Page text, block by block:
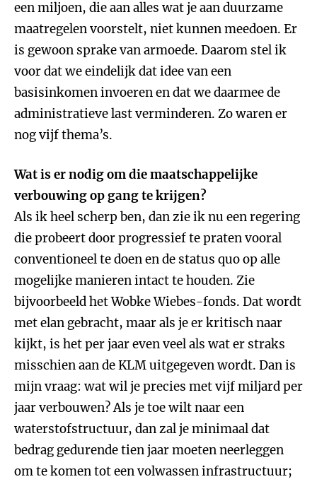
een miljoen, die aan alles wat je aan duurzame
maatregelen voorstelt, niet kunnen meedoen. Er
is gewoon sprake van armoede. Daarom stel ik
voor dat we eindelijk dat idee van een
basisinkomen invoeren en dat we daarmee de
administratieve last verminderen. Zo waren er
nog vijf thema’s.
Wat is er nodig om die maatschappelijke
verbouwing op gang te krijgen?
Als ik heel scherp ben, dan zie ik nu een regering
die probeert door progressief te praten vooral
conventioneel te doen en de status quo op alle
mogelijke manieren intact te houden. Zie
bijvoorbeeld het Wobke Wiebes-fonds. Dat wordt
met elan gebracht, maar als je er kritisch naar
kijkt, is het per jaar even veel als wat er straks
misschien aan de KLM uitgegeven wordt. Dan is
mijn vraag: wat wil je precies met vijf miljard per
jaar verbouwen? Als je toe wilt naar een
waterstofstructuur, dan zal je minimaal dat
bedrag gedurende tien jaar moeten neerleggen
om te komen tot een volwassen infrastructuur;